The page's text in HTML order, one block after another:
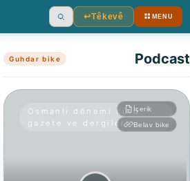
Ara ↩︎Têkevê MENU
Guhdar bike Podcast
Osmanlı dönemi Kürd
gazete ve dergileri
İçerik
Belav bike